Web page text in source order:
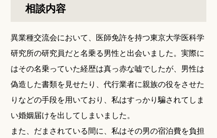
相談内容
異業種交流会において、医師免許を持つ東京大学医科学
研究所の研究員だと名乗る男性と出会いました。実際に
はその名乗っていた経歴は真っ赤な嘘でしたが、男性は
偽造した書類を見せたり、代行業者に親族の役をさせた
りなどの手段を用いており、私はすっかり騙されてしま
い婚姻届けを出してしまいました。
また、だまされている間に、私はその男の宿泊費を負担